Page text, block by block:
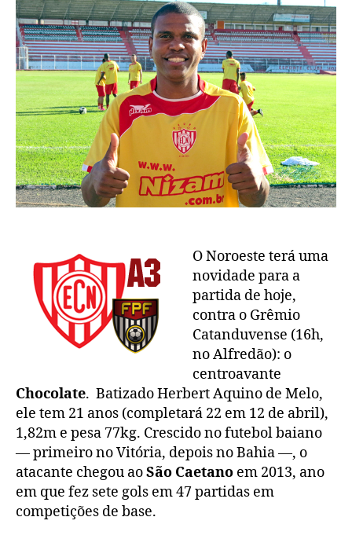
atacante
Chocolate,
reforço
do
Noroeste
que
já
vai
para
o
jogo
O Noroeste terá uma
novidade para a
partida de hoje,
contra o Grêmio
Catanduvense (16h,
no Alfredão): o
centroavante
Chocolate. Batizado Herbert Aquino de Melo,
ele tem 21 anos (completará 22 em 12 de abril),
1,82m e pesa 77kg. Crescido no futebol baiano
— primeiro no Vitória, depois no Bahia —, o
atacante chegou aoSão Caetano em 2013, ano
em que fez sete gols em 47 partidas em
competições de base.